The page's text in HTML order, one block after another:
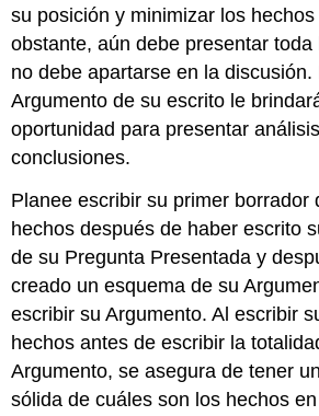
su posición y minimizar los
obstante, aún debe presentar
no debe apartarse en la discusión.
Argumento de su escrito le
oportunidad para presentar
conclusiones.
Planee escribir su primer borrador
hechos después de haber escrito
de su Pregunta Presentada y
creado un esquema de su
escribir su Argumento. Al escribir
hechos antes de escribir la
Argumento, se asegura de tener
sólida de cuáles son los hechos